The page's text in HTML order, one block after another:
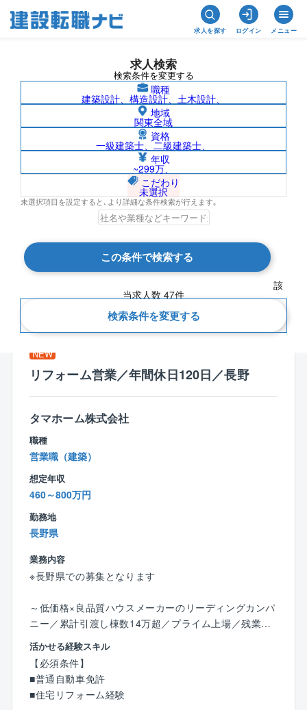
求人を探す ログイン メニュー
求人検索
検索条件を変更する
職種
建築設計、構造設計、土木設計、
地域
関東全域
資格
一級建築士、二級建築士、
年収
~299万、
こだわり
未選択
未選択項目を設定すると､より詳細な条件検索が行えます｡
この条件で検索する
該
当求人数 47件
検索条件を変更する
二級建築士/長野県の求人検索結果一覧
検索結果 47 件
現在の検索条件
NEW
リフォーム営業／年間休日120日／長野
タマホーム株式会社
職種
営業職（建築）
想定年収
460～800万円
勤務地
長野県
業務内容
※長野県での募集となります
～低価格×良品質ハウスメーカーのリーディングカンパ
ニー／累計引渡し棟数14万超／プライム上場／残業月1
0～20h程度／充実の福利厚生◎／年休120日～
■業務詳細：
メンテナンス、リフォーム工事等のご提案を行うお仕
事です。
活かせる経験スキル
【必須条件】
■普通自動車免許
■住宅リフォーム経験